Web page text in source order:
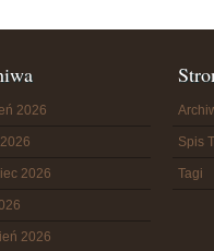
2026
2026
2026
Spis
Tagi